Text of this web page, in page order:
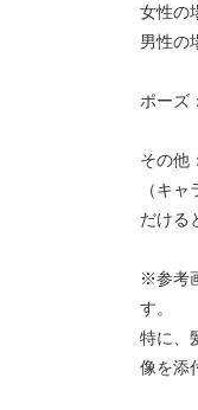
女性の
男性の
ポーズ：
その他：
（キ
だける
※参考
す。
特に、
像を添